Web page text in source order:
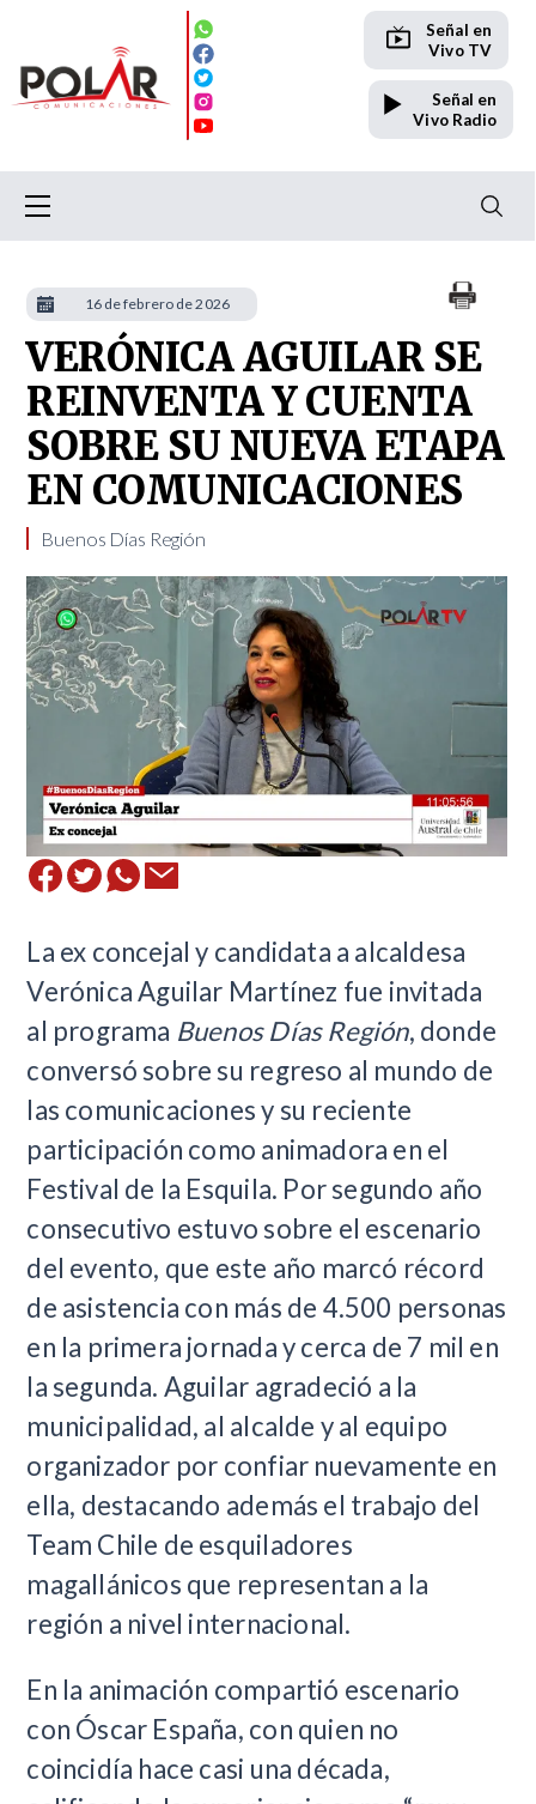
Señal en
Vivo TV
Señal en
Vivo Radio
VERÓNICA AGUILAR SE
REINVENTA Y CUENTA
SOBRE SU NUEVA ETAPA
EN COMUNICACIONES
Buenos Días Región
La ex concejal y candidata a alcaldesa
Verónica Aguilar Martínez fue invitada
al programa Buenos Días Región, donde
conversó sobre su regreso al mundo de
las comunicaciones y su reciente
participación como animadora en el
Festival de la Esquila. Por segundo año
consecutivo estuvo sobre el escenario
del evento, que este año marcó récord
de asistencia con más de 4.500 personas
en la primera jornada y cerca de 7 mil en
la segunda. Aguilar agradeció a la
municipalidad, al alcalde y al equipo
organizador por confiar nuevamente en
ella, destacando además el trabajo del
Team Chile de esquiladores
magallánicos que representan a la
región a nivel internacional.
En la animación compartió escenario
con Óscar España, con quien no
coincidía hace casi una década,
16 de febrero de 2026